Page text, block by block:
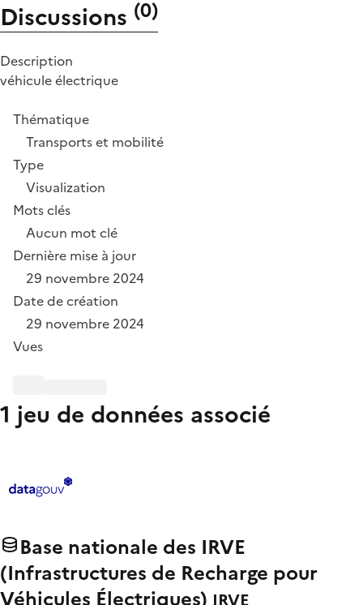
Discussions (0)
Description
véhicule électrique
Thématique
Transports et mobilité
Type
Visualization
Mots clés
Aucun mot clé
Dernière mise à jour
29 novembre 2024
Date de création
29 novembre 2024
Vues
1 jeu de données associé
Base nationale des IRVE
(Infrastructures de Recharge pour